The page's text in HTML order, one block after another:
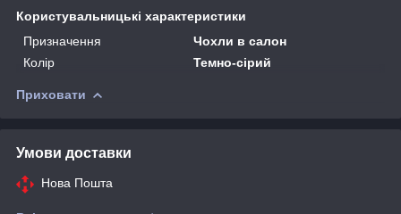
Користувальницькі характеристики
Призначення
Чохли в салон
Колір
Темно-сірий
Приховати
Умови доставки
Нова Пошта